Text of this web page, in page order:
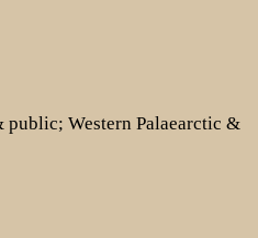
Western Palaearctic &